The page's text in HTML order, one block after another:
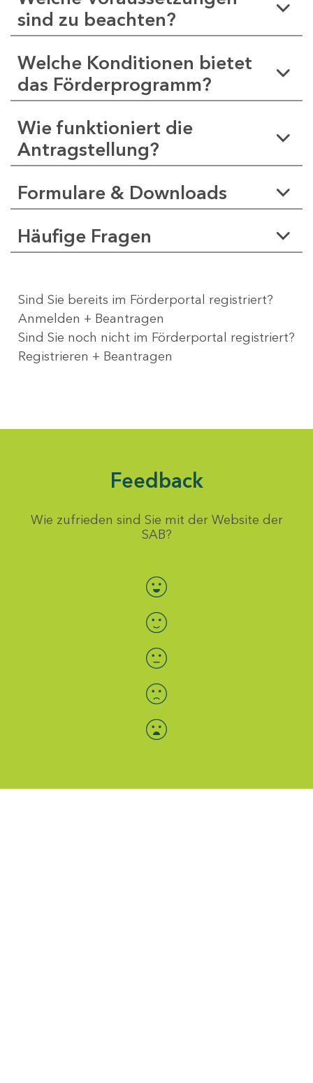
sind zu beachten?
Welche Konditionen bietet
das Förderprogramm?
Wie funktioniert die
Antragstellung?
Formulare & Downloads
Häufige Fragen
Sind Sie bereits im Förderportal registriert?
Anmelden + Beantragen
Sind Sie noch nicht im Förderportal registriert?
Registrieren + Beantragen
Feedback
Wie zufrieden sind Sie mit der Website der
SAB?
Bewertung auswählen